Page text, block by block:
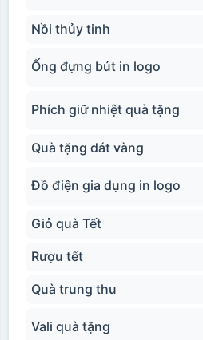
Nồi thủy tinh
Ống đựng bút in logo
Phích giữ nhiệt quà tặng
Quà tặng dát vàng
Đồ điện gia dụng in logo
Giỏ quà Tết
Rượu tết
Quà trung thu
Vali quà tặng